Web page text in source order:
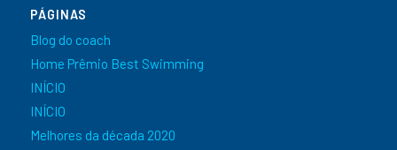
PÁGINAS
Blog do coach
Home Prêmio Best Swimming
INÍCIO
INÍCIO
Melhores da década 2020